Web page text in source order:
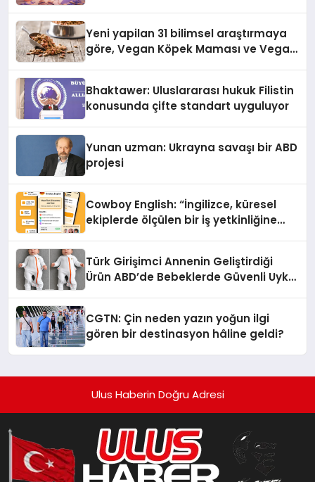
Yeni yapilan 31 bilimsel araştırmaya
göre, Vegan Köpek Maması ve Vegan
Bhaktawer: Uluslararası hukuk Filistin
konusunda çifte standart uyguluyor
Yunan uzman: Ukrayna savaşı bir ABD
projesi
Cowboy English: “İngilizce, küresel
ekiplerde ölçülen bir iş yetkinliğine
Türk Girişimci Annenin Geliştirdiği
Ürün ABD’de Bebeklerde Güvenli Uyku
CGTN: Çin neden yazın yoğun ilgi
gören bir destinasyon hâline geldi?
Ulus Haberin Doğru Adresi